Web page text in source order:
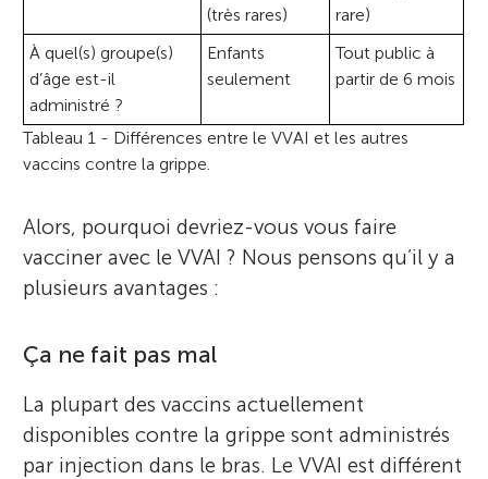
(très rares)
rare)
À quel(s) groupe(s)
d’âge est-il
administré ?
Enfants
seulement
Tout public à
partir de 6 mois
Tableau 1 - Différences entre le VVAI et les autres
vaccins contre la grippe.
Alors, pourquoi devriez-vous vous faire
vacciner avec le VVAI ? Nous pensons qu’il y a
plusieurs avantages :
Ça ne fait pas mal
La plupart des vaccins actuellement
disponibles contre la grippe sont administrés
par injection dans le bras. Le VVAI est différent